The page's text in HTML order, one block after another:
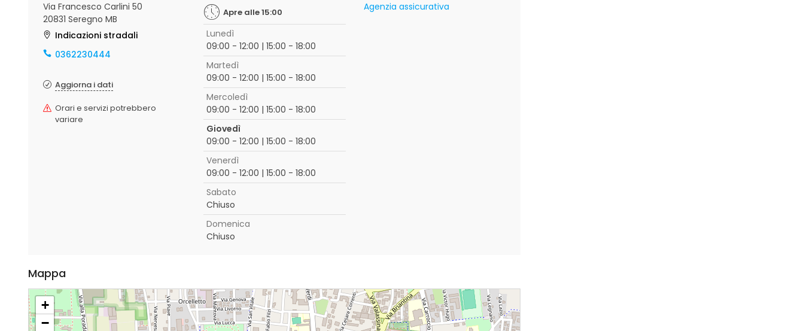
Via Francesco Carlini 50
20831 Seregno MB
Indicazioni stradali
0362230444
Aggiorna i dati
Orari e servizi potrebbero
variare
Apre alle 15:00
Lunedì
09:00 - 12:00 | 15:00 - 18:00
Martedì
09:00 - 12:00 | 15:00 - 18:00
Mercoledì
09:00 - 12:00 | 15:00 - 18:00
Giovedì
09:00 - 12:00 | 15:00 - 18:00
Venerdì
09:00 - 12:00 | 15:00 - 18:00
Sabato
Chiuso
Domenica
Chiuso
Agenzia assicurativa
Mappa
+
−